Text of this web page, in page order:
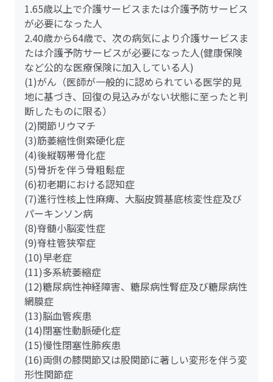
1.65歳以上で介護サービスまたは介護予防サービス
が必要になった人
2.40歳から64歳で、次の病気により介護サービスま
たは介護予防サービスが必要になった人(健康保険
など公的な医療保険に加入している人)
(1)がん（医師が一般的に認められている医学的見
地に基づき、回復の見込みがない状態に至ったと判
断したものに限る）
(2)関節リウマチ
(3)筋萎縮性側索硬化症
(4)後縦靱帯骨化症
(5)骨折を伴う骨粗鬆症
(6)初老期における認知症
(7)進行性核上性麻痺、大脳皮質基底核変性症及び
パーキンソン病
(8)脊髄小脳変性症
(9)脊柱管狭窄症
(10)早老症
(11)多系統萎縮症
(12)糖尿病性神経障害、糖尿病性腎症及び糖尿病性
網膜症
(13)脳血管疾患
(14)閉塞性動脈硬化症
(15)慢性閉塞性肺疾患
(16)両側の膝関節又は股関節に著しい変形を伴う変
形性関節症